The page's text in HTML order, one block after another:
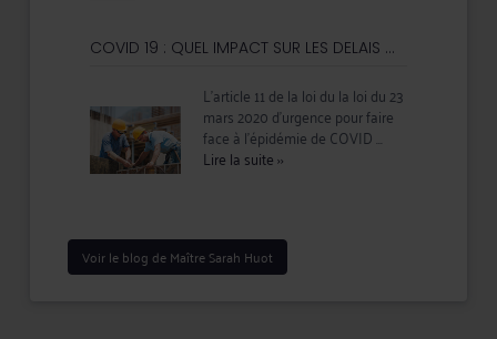
COVID 19 : QUEL IMPACT SUR LES DELAIS ...
L’article 11 de la loi du la loi du 23
mars 2020 d'urgence pour faire
face à l’épidémie de COVID ...
Lire la suite››
Voir le blog de Maître Sarah Huot